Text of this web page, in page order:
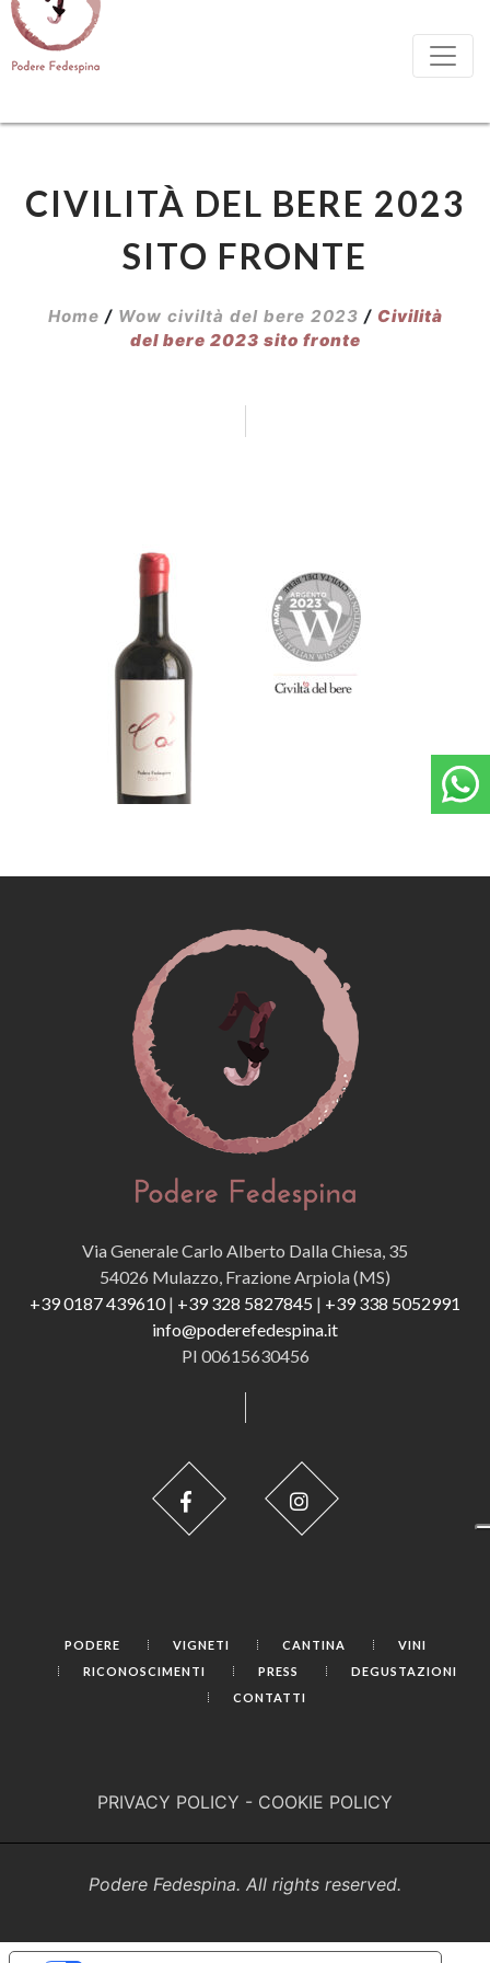
CIVILITÀ DEL BERE 2023
SITO FRONTE
Home / Wow civiltà del bere 2023 / Civilità
del bere 2023 sito fronte
Via Generale Carlo Alberto Dalla Chiesa, 35
54026 Mulazzo, Frazione Arpiola (MS)
+39 0187 439610| +39 328 5827845 | +39 338 5052991
info@poderefedespina.it
PI 00615630456
PODERE VIGNETI CANTINA
VINI
RICONOSCIMENTI
PRESS
DEGUSTAZIONI
CONTATTI
PRIVACY POLICY - COOKIE POLICY
Podere Fedespina. All rights reserved.